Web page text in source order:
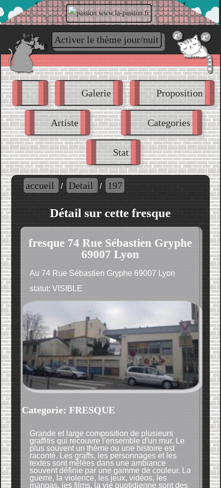
www.la-passion.fr
Activer le thème jour/nuit
Galerie Proposition
Artiste Categories
Stat
accueil / Detail / 197
Détail sur cette fresque
fresque 74 Rue Sébastien Gryphe
69007 Lyon
Au 74 Rue Sébastien Gryphe 69007 Lyon
statut: VISIBLE
Categorie: FRESQUE
Grande et large composition de plusieurs
graffitis qui recouvre l'ensemble d'un mur. Le
plus souvent un thème ou une histoire est
raconté. Les graffs, les personnages et les
textes sont mêlées dans une ambiance
souvent définie par une gamme de couleur. La
guerre, la violence, les jeux, vidéos, les
mangas, les films, la vie quotidienne sont des